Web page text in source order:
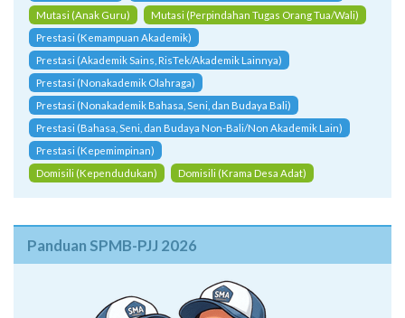
Mutasi (Anak Guru)
Mutasi (Perpindahan Tugas Orang Tua/Wali)
Prestasi (Kemampuan Akademik)
Prestasi (Akademik Sains, RisTek/Akademik Lainnya)
Prestasi (Nonakademik Olahraga)
Prestasi (Nonakademik Bahasa, Seni, dan Budaya Bali)
Prestasi (Bahasa, Seni, dan Budaya Non-Bali/Non Akademik Lain)
Prestasi (Kepemimpinan)
Domisili (Kependudukan)
Domisili (Krama Desa Adat)
Panduan SPMB-PJJ 2026